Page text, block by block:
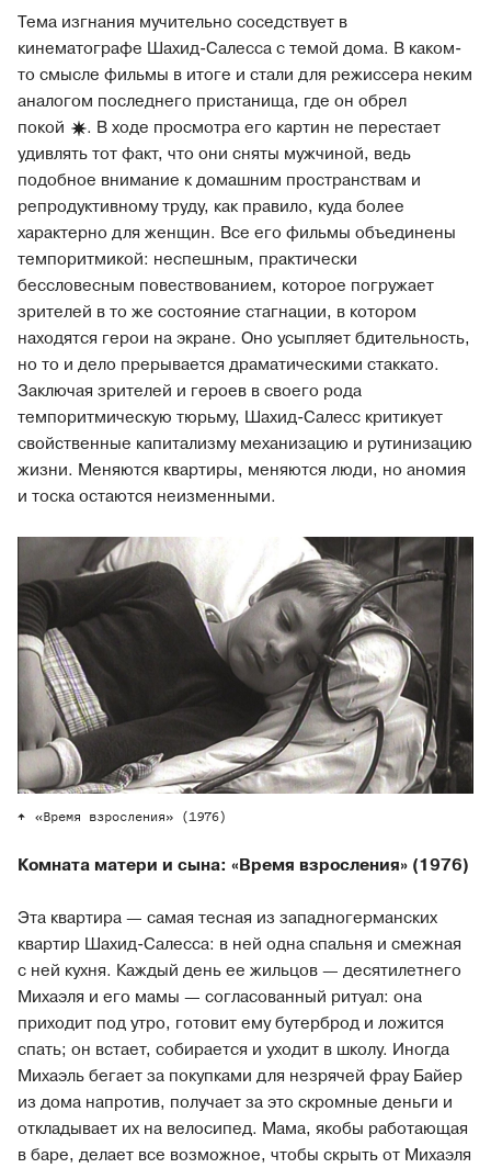
Тема изгнания мучительно соседствует в
кинематографе Шахид-Салесса с темой дома. В каком-
то смысле фильмы в итоге и стали для режиссера неким
аналогом последнего пристанища, где он обрел
покой
. В ходе просмотра его картин не перестает
удивлять тот факт, что они сняты мужчиной, ведь
подобное внимание к домашним пространствам и
репродуктивному труду, как правило, куда более
характерно для женщин. Все его фильмы объединены
темпоритмикой: неспешным, практически
бессловесным повествованием, которое погружает
зрителей в то же состояние стагнации, в котором
находятся герои на экране. Оно усыпляет бдительность,
но то и дело прерывается драматическими стаккато.
Заключая зрителей и героев в своего рода
темпоритмическую тюрьму, Шахид-Салесс критикует
свойственные капитализму механизацию и рутинизацию
жизни. Меняются квартиры, меняются люди, но аномия
и тоска остаются неизменными.
«Время взросления» (1976)
Комната матери и сына: «Время взросления» (1976)
Эта квартира — самая тесная из западногерманских
квартир Шахид-Салесса: в ней одна спальня и смежная
с ней кухня. Каждый день ее жильцов — десятилетнего
Михаэля и его мамы — согласованный ритуал: она
приходит под утро, готовит ему бутерброд и ложится
спать; он встает, собирается и уходит в школу. Иногда
Михаэль бегает за покупками для незрячей фрау Байер
из дома напротив, получает за это скромные деньги и
откладывает их на велосипед. Мама, якобы работающая
в баре, делает все возможное, чтобы скрыть от Михаэля